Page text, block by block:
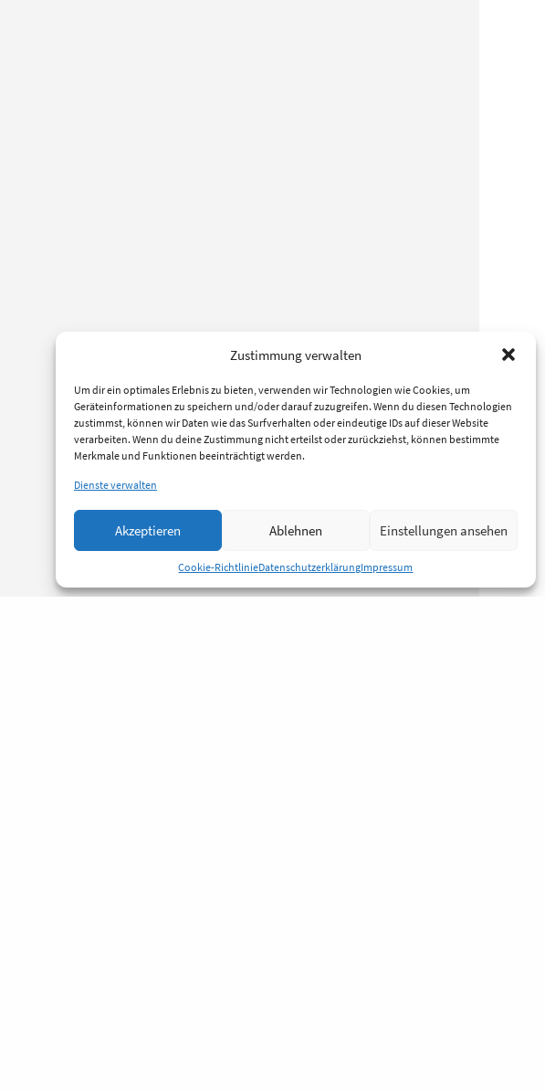
Zustimmung verwalten
Um dir ein optimales Erlebnis zu bieten, verwenden wir Technologien wie Cookies, um
Geräteinformationen zu speichern und/oder darauf zuzugreifen. Wenn du diesen Technologien
zustimmst, können wir Daten wie das Surfverhalten oder eindeutige IDs auf dieser Website
verarbeiten. Wenn du deine Zustimmung nicht erteilst oder zurückziehst, können bestimmte
Merkmale und Funktionen beeinträchtigt werden.
Dienste verwalten
Akzeptieren Ablehnen Einstellungen ansehen
Cookie-RichtlinieDatenschutzerklärungImpressum